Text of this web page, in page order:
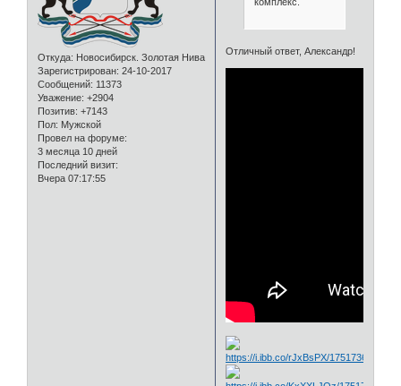
Откуда: Новосибирск. Золотая Нива
Зарегистрирован: 24-10-2017
Сообщений: 11373
Уважение: +2904
Позитив: +7143
Пол: Мужской
Провел на форуме:
3 месяца 10 дней
Последний визит:
Вчера 07:17:55
комплекс.
Отличный ответ, Александр!